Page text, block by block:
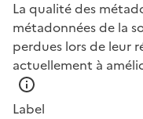
La qualité des
métadonnées de la
perdues lors de leur
actuellement à
Label